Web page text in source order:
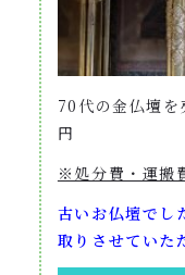
70代の金仏壇を
円
※処分費・運搬
古いお仏壇でし
取り させていた